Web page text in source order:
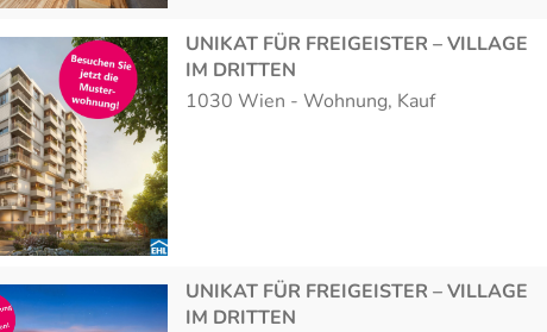
UNIKAT FÜR FREIGEISTER – VILLAGE
IM DRITTEN
1030 Wien - Wohnung, Kauf
UNIKAT FÜR FREIGEISTER – VILLAGE
IM DRITTEN